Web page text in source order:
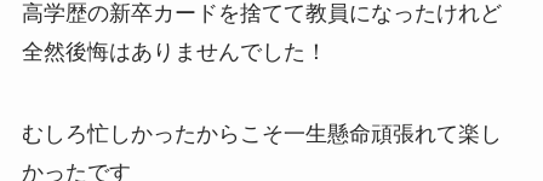
高学歴の新卒カードを捨てて教員になったけれど
全然後悔はありませんでした！
むしろ忙しかったからこそ一生懸命頑張れて楽し
かったです